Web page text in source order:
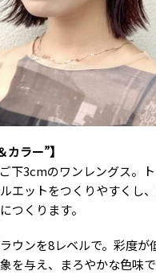
カラー”】
下3cmのワンレングス。
エットをつくりやすくし
つくります。
ウンを8レベルで。彩度が
を与え、まろやかな色味